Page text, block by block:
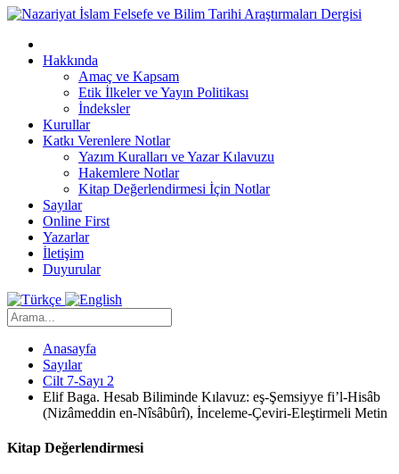
Hakkında
Amaç ve Kapsam
Etik İlkeler ve Yayın Politikası
İndeksler
Kurullar
Katkı Verenlere Notlar
Yazım Kuralları ve Yazar Kılavuzu
Hakemlere Notlar
Kitap Değerlendirmesi İçin Notlar
Sayılar
Online First
Yazarlar
İletişim
Duyurular
Anasayfa
Sayılar
Cilt 7-Sayı 2
Elif Baga. Hesab Biliminde Kılavuz: eş-Şemsiyye fi’l-Hisâb
(Nizâmeddin en-Nîsâbûrî), İnceleme-Çeviri-Eleştirmeli Metin
Kitap Değerlendirmesi